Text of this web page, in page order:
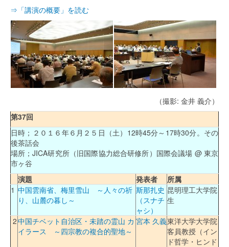
⇒「講演の概要」を読む
（撮影: 金井 義介）
第37回
日時；２０１６年６月２５日（土）12時45分～17時30分。その
後茶話会
場所；JICA研究所（旧国際協力総合研修所）国際会議場 @ 東京
市ヶ谷
演題
発表者
所属
1 中国雲南省、梅里雪山 ～人々の祈
り、山麓の暮し～
斯那扎史
（スナチ
ャシ）
昆明理工大学院
生
2中国チベット自治区・未踏の霊山 カ
イラース ～四宗教の複合的聖地～
宮本 久義東洋大学大学院
客員教授（イン
ド哲学・ヒンド